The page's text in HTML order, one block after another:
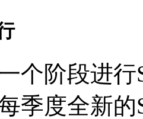
个阶段进
季度全新